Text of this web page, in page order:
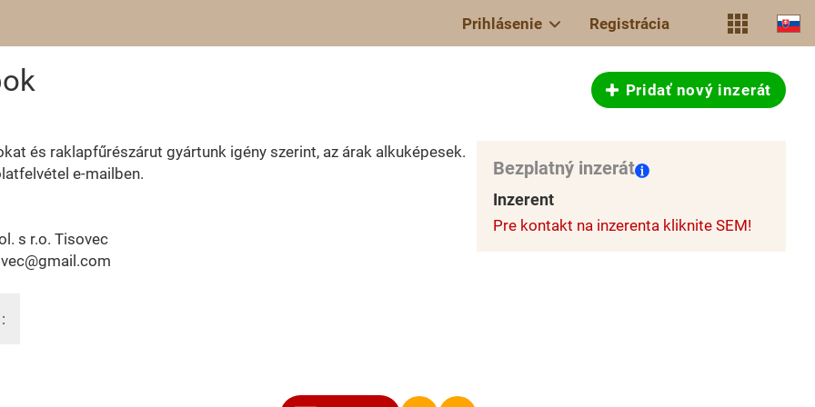
Prihlásenie Registrácia
Pridať nový inzerát
és raklapfűrészárut gyártunk igény szerint, az árak alkuképesek.
e-mailben.
s r.o. Tisovec
Bezplatný inzerát
Inzerent
Pre kontakt na inzerenta kliknite SEM!